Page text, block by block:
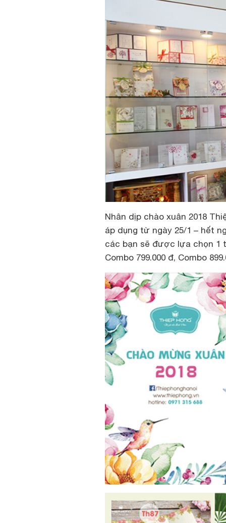
Nhân dịp chào xuân 2018
áp dụng từ ngày 25/1 – hết
các bạn sẽ được lựa chọn 1
Combo 799.000 đ, Combo